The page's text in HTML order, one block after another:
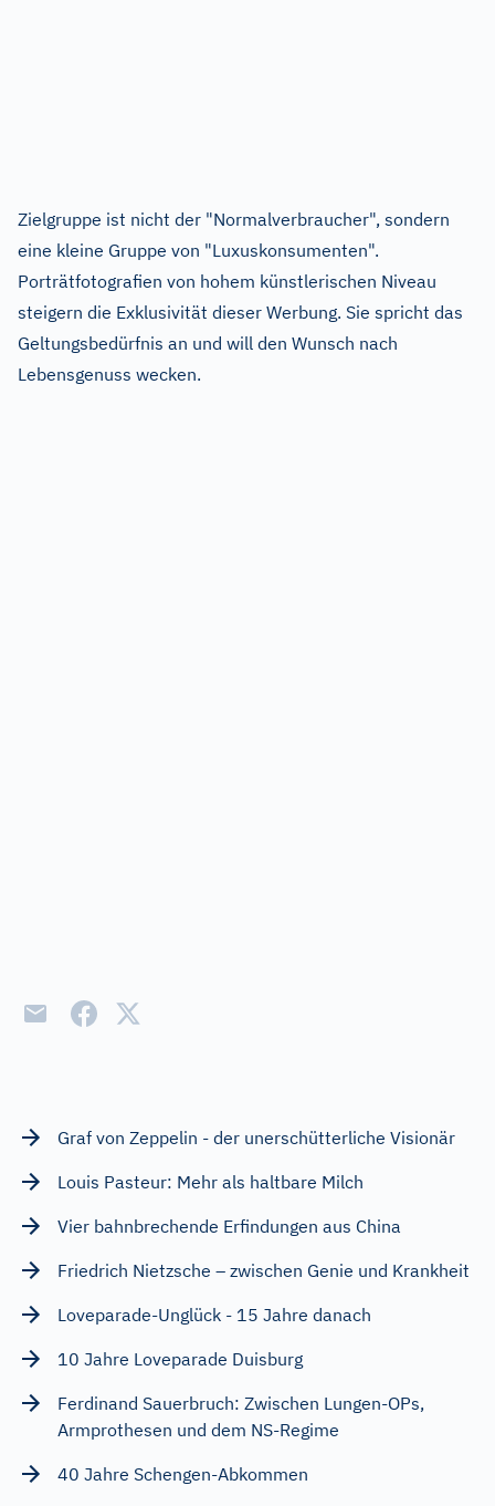
Zielgruppe ist nicht der "Normalverbraucher", sondern
eine kleine Gruppe von "Luxuskonsumenten".
Porträtfotografien von hohem künstlerischen Niveau
steigern die Exklusivität dieser Werbung. Sie spricht das
Geltungsbedürfnis an und will den Wunsch nach
Lebensgenuss wecken.
Graf von Zeppelin - der unerschütterliche Visionär
Louis Pasteur: Mehr als haltbare Milch
Vier bahnbrechende Erfindungen aus China
Friedrich Nietzsche – zwischen Genie und Krankheit
Loveparade-Unglück - 15 Jahre danach
10 Jahre Loveparade Duisburg
Ferdinand Sauerbruch: Zwischen Lungen-OPs,
Armprothesen und dem NS-Regime
40 Jahre Schengen-Abkommen